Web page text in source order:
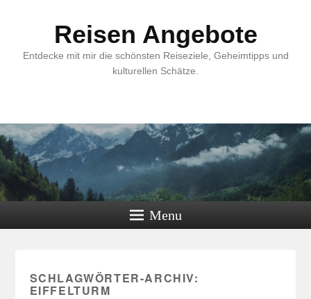
Reisen Angebote
Entdecke mit mir die schönsten Reiseziele, Geheimtipps und
kulturellen Schätze.
Menu
SCHLAGWÖRTER-ARCHIV:
EIFFELTURM